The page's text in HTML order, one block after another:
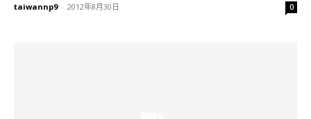
taiwannp9 - 2012年8月30日 0